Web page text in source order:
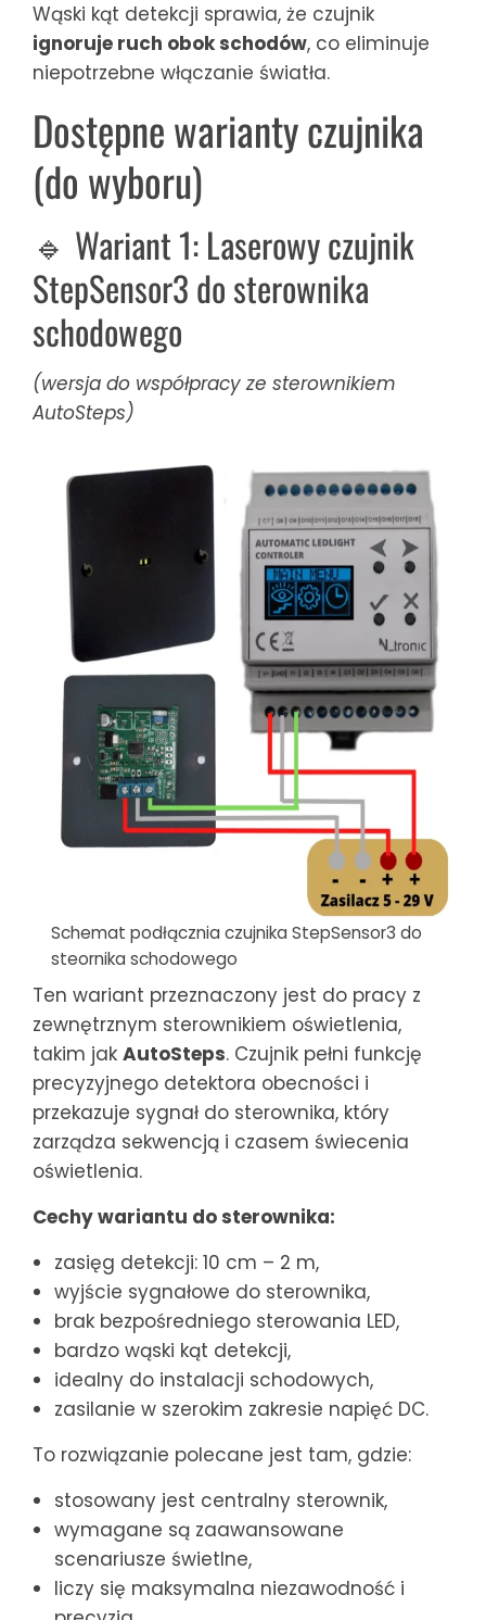
Wąski kąt detekcji sprawia, że czujnik
ignoruje ruch obok schodów, co eliminuje
niepotrzebne włączanie światła.
Dostępne warianty czujnika
(do wyboru)
🔹 Wariant 1: Laserowy czujnik
StepSensor3 do sterownika
schodowego
(wersja do współpracy ze sterownikiem
AutoSteps)
Schemat podłącznia czujnika StepSensor3 do
steornika schodowego
Ten wariant przeznaczony jest do pracy z
zewnętrznym sterownikiem oświetlenia,
takim jak AutoSteps. Czujnik pełni funkcję
precyzyjnego detektora obecności i
przekazuje sygnał do sterownika, który
zarządza sekwencją i czasem świecenia
oświetlenia.
Cechy wariantu do sterownika:
zasięg detekcji: 10 cm – 2 m,
wyjście sygnałowe do sterownika,
brak bezpośredniego sterowania LED,
bardzo wąski kąt detekcji,
idealny do instalacji schodowych,
zasilanie w szerokim zakresie napięć DC.
To rozwiązanie polecane jest tam, gdzie:
stosowany jest centralny sterownik,
wymagane są zaawansowane
scenariusze świetlne,
liczy się maksymalna niezawodność i